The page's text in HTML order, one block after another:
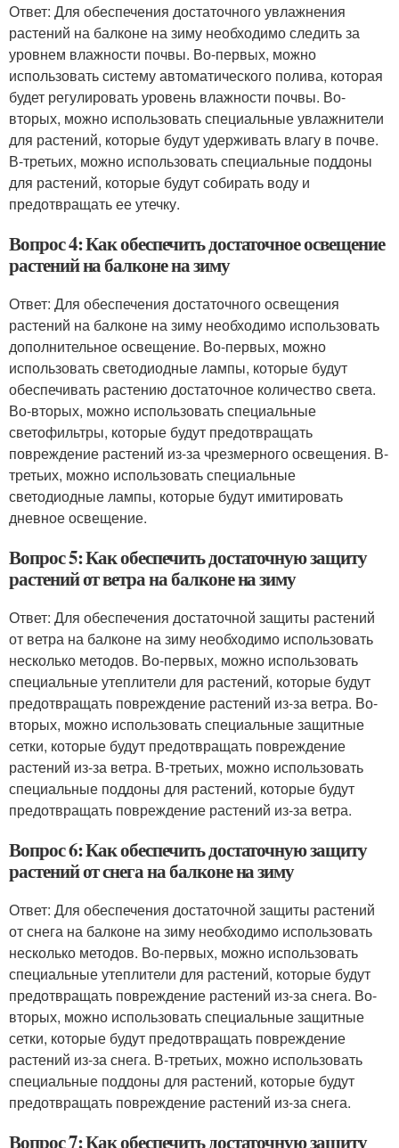
Ответ: Для обеспечения достаточного увлажнения
растений на балконе на зиму необходимо следить за
уровнем влажности почвы. Во-первых, можно
использовать систему автоматического полива, которая
будет регулировать уровень влажности почвы. Во-
вторых, можно использовать специальные увлажнители
для растений, которые будут удерживать влагу в почве.
В-третьих, можно использовать специальные поддоны
для растений, которые будут собирать воду и
предотвращать ее утечку.
Вопрос 4: Как обеспечить достаточное освещение
растений на балконе на зиму
Ответ: Для обеспечения достаточного освещения
растений на балконе на зиму необходимо использовать
дополнительное освещение. Во-первых, можно
использовать светодиодные лампы, которые будут
обеспечивать растению достаточное количество света.
Во-вторых, можно использовать специальные
светофильтры, которые будут предотвращать
повреждение растений из-за чрезмерного освещения. В-
третьих, можно использовать специальные
светодиодные лампы, которые будут имитировать
дневное освещение.
Вопрос 5: Как обеспечить достаточную защиту
растений от ветра на балконе на зиму
Ответ: Для обеспечения достаточной защиты растений
от ветра на балконе на зиму необходимо использовать
несколько методов. Во-первых, можно использовать
специальные утеплители для растений, которые будут
предотвращать повреждение растений из-за ветра. Во-
вторых, можно использовать специальные защитные
сетки, которые будут предотвращать повреждение
растений из-за ветра. В-третьих, можно использовать
специальные поддоны для растений, которые будут
предотвращать повреждение растений из-за ветра.
Вопрос 6: Как обеспечить достаточную защиту
растений от снега на балконе на зиму
Ответ: Для обеспечения достаточной защиты растений
от снега на балконе на зиму необходимо использовать
несколько методов. Во-первых, можно использовать
специальные утеплители для растений, которые будут
предотвращать повреждение растений из-за снега. Во-
вторых, можно использовать специальные защитные
сетки, которые будут предотвращать повреждение
растений из-за снега. В-третьих, можно использовать
специальные поддоны для растений, которые будут
предотвращать повреждение растений из-за снега.
Вопрос 7: Как обеспечить достаточную защиту